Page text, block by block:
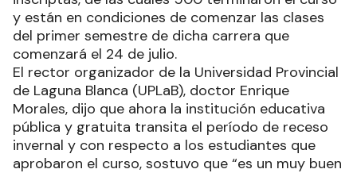
y están en condiciones de comenzar las clases
del primer semestre de dicha carrera que
comenzará el 24 de julio.
El rector organizador de la Universidad Provincial
de Laguna Blanca (UPLaB), doctor Enrique
Morales, dijo que ahora la institución educativa
pública y gratuita transita el período de receso
invernal y con respecto a los estudiantes que
aprobaron el curso, sostuvo que “es un muy buen